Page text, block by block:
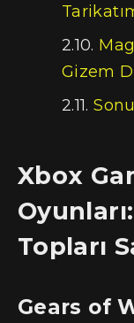
Gizem
Xbox
Topları
Gears of